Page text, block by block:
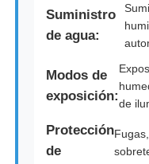
Suministro
de agua:
Modos de
exposición:de
Protección
de